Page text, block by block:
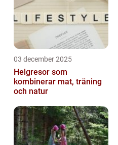
03 december 2025
Helgresor som
kombinerar mat, träning
och natur